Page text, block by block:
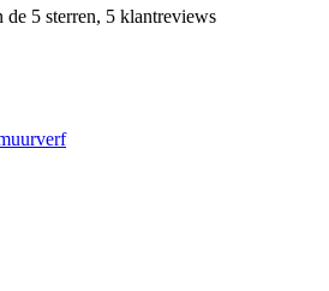
de 5 sterren, 5 klantreviews